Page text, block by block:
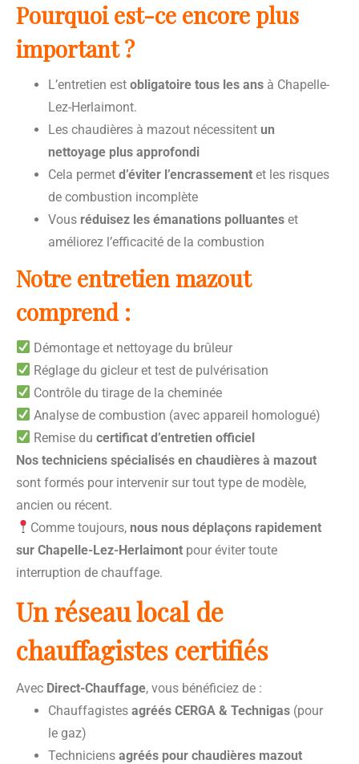
Pourquoi est-ce encore plus
important ?
L’entretien est obligatoire tous les ans à Chapelle-
Lez-Herlaimont.
Les chaudières à mazout nécessitent un
nettoyage plus approfondi
Cela permet d’éviter l’encrassement et les risques
de combustion incomplète
Vous réduisez les émanations polluantes et
améliorez l’efficacité de la combustion
Notre entretien mazout
comprend :
Démontage et nettoyage du brûleur
Réglage du gicleur et test de pulvérisation
Contrôle du tirage de la cheminée
Analyse de combustion (avec appareil homologué)
Remise ducertificat d’entretien officiel
Nos techniciens spécialisés en chaudières à mazout
sont formés pour intervenir sur tout type de modèle,
ancien ou récent.
Comme toujours, nous nous déplaçons rapidement
sur Chapelle-Lez-Herlaimont pour éviter toute
interruption de chauffage.
Un réseau local de
chauffagistes certifiés
Avec Direct-Chauffage, vous bénéficiez de :
Chauffagistes agréés CERGA & Technigas (pour
le gaz)
Techniciens agréés pour chaudières mazout